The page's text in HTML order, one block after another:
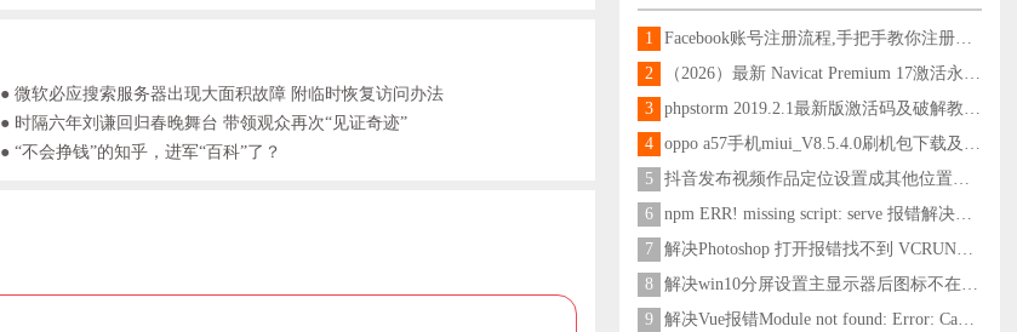
● 微软必应搜索服务器出现大面积故障 附临时恢复访问办法
● 时隔六年刘谦回归春晚舞台 带领观众再次“见证奇迹”
● “不会挣钱”的知乎，进军“百科”了？
1
Facebook账号注册流程,手把手教你注册脸书账号
2
（2026）最新 Navicat Premium 17激活永久教程
3
phpstorm 2019.2.1最新版激活码及破解教程更新至2024
4
oppo a57手机miui_V8.5.4.0刷机包下载及刷机教程
5
抖音发布视频作品定位设置成其他位置方法
6
npm ERR! missing script: serve 报错解决方法
7
解决Photoshop 打开报错找不到 VCRUNTIME140_1.dll问题
8
解决win10分屏设置主显示器后图标不在主显示器问题
9
解决Vue报错Module not found: Error: Can't resolve 'less-loader' in 'C:\Users\Hm\Desktop\vue\vue_shop'问题